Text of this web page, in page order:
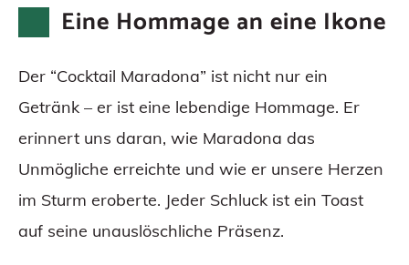
Eine Hommage an eine Ikone
Der “Cocktail Maradona” ist nicht nur ein
Getränk – er ist eine lebendige Hommage. Er
erinnert uns daran, wie Maradona das
Unmögliche erreichte und wie er unsere Herzen
im Sturm eroberte. Jeder Schluck ist ein Toast
auf seine unauslöschliche Präsenz.